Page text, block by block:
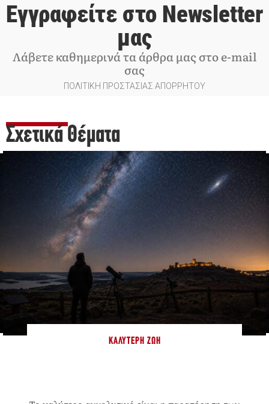
Εγγραφείτε στο Newsletter
μας
Λάβετε καθημερινά τα άρθρα μας στο e-mail
σας
ΠΟΛΙΤΙΚΗ ΠΡΟΣΤΑΣΙΑΣ ΑΠΟΡΡΗΤΟΥ
Σχετικά Θέματα
ΚΑΛΎΤΕΡΗ ΖΩΉ